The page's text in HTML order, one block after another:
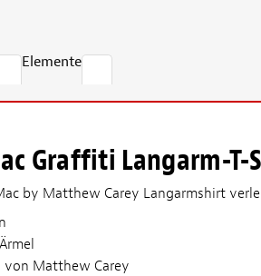
Elemente
Graffiti Langarm-T-
by Matthew Carey Langarmshirt
von Matthew Carey